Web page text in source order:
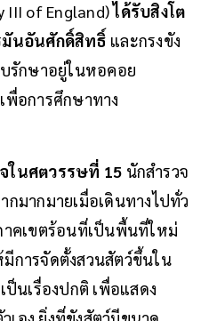
III of England)ได้รับสิงโต
มันอันศักดิ์สิทธิ์ และกรงขัง
รักษาอยู่ในหอคอย
อการศึกษาทาง
ในศตวรรษที่ 15 นักสำรวจ
กมากมายเมื่อเดินทางไปทั่ว
าคเขตร้อนที่เป็นพื้นที่ใหม่
การจัดตั้งสวนสัตว์ขึ้นใน
ป็นเรื่องปกติ เพื่อแสดง